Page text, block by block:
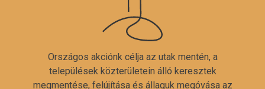
Országos akciónk célja az utak mentén, a
települések közterületein álló keresztek
megmentése, felújítása és állaguk megóvása az